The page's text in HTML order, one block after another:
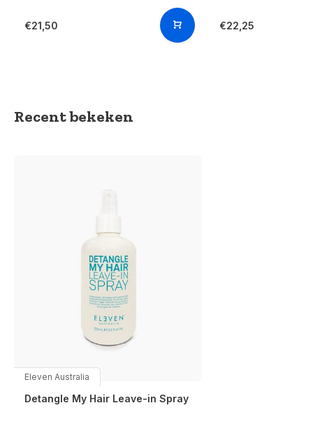
€21,50 €22,25
Recent bekeken
Eleven Australia
Detangle My Hair Leave-in Spray